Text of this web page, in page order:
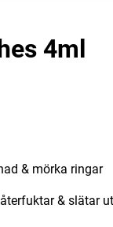
4ml
& mörka ringar
& slätar ut